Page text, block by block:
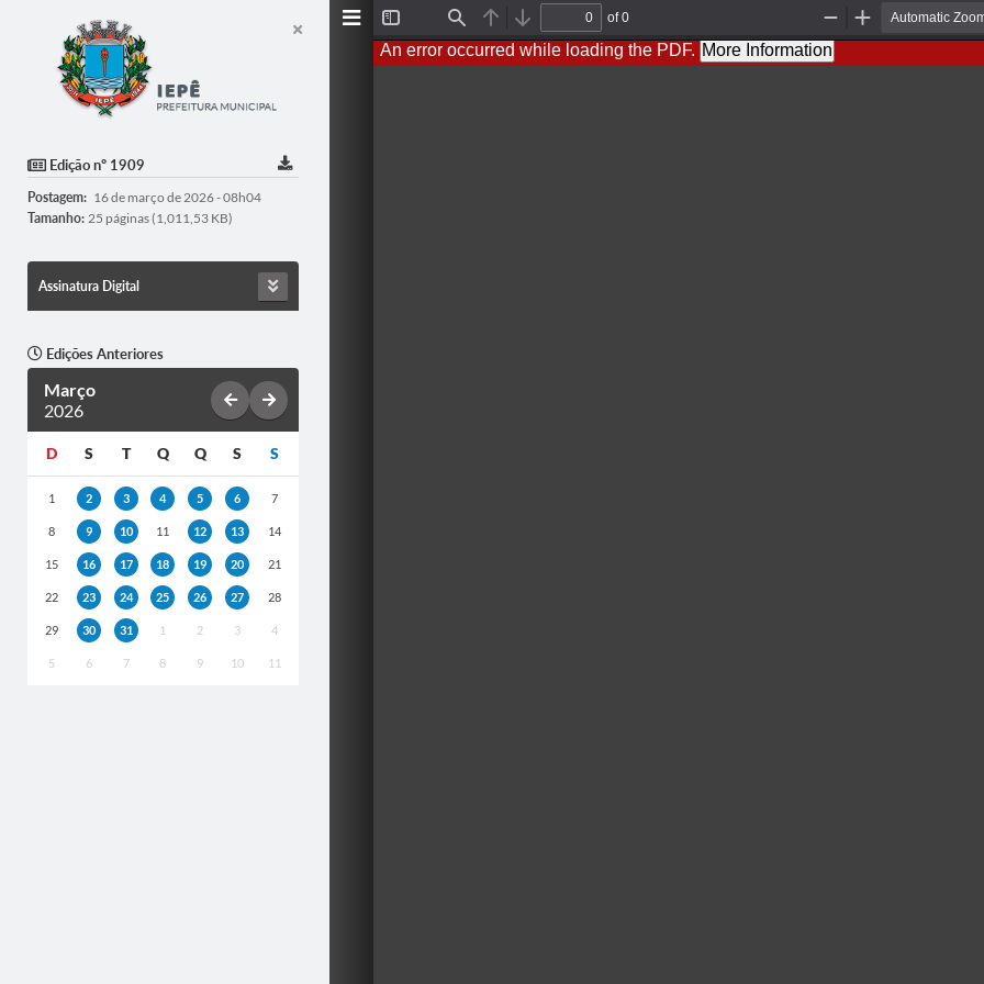
Edição nº 1909
Postagem: 16 de março de 2026 - 08h04
Tamanho: 25 páginas (1,011,53 KB)
Assinatura Digital
Edições Anteriores
Março
2026
D S T Q Q S S
1 2 3 4 5 6 7
8 9 10 11 12 13 14
15 16 17 18 19 20 21
22 23 24 25 26 27 28
29 30 31 1 2 3 4
5 6 7 8 9 10 11
Sidebar
Find Previous
Next
of 0
Out
An error occurred while loading the PDF. More Information